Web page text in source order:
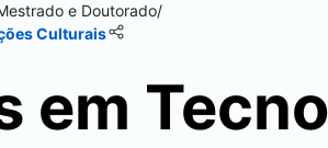
e Doutorado/
Culturais
em